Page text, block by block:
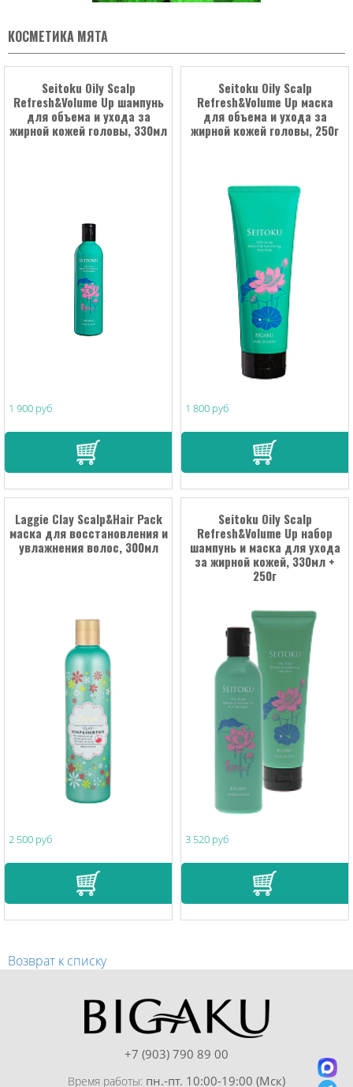
КОСМЕТИКА МЯТА
Seitoku Oily Scalp
Refresh&Volume Up шампунь
для объема и ухода за
жирной кожей головы, 330мл
1 900 руб
Seitoku Oily Scalp
Refresh&Volume Up маска
для объема и ухода за
жирной кожей головы, 250г
1 800 руб
Laggie Clay Scalp&Hair Pack
маска для восстановления и
увлажнения волос, 300мл
2 500 руб
Seitoku Oily Scalp
Refresh&Volume Up набор
шампунь и маска для ухода
за жирной кожей, 330мл +
250г
3 520 руб
Возврат к списку
+7 (903) 790 89 00
Время работы: пн.-пт. 10:00-19:00 (Мск)